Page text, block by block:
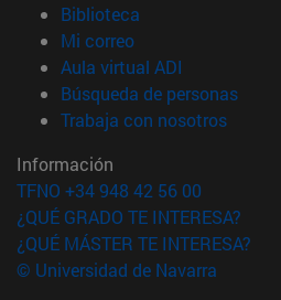
Biblioteca
Mi correo(abre en nueva
Aula virtual ADI
Búsqueda de personas(abre
Trabaja con nosotros(abre
Información
TFNO +34 948 42 56 00
¿QUÉ GRADO TE INTERESA?
¿QUÉ MÁSTER TE INTERESA?
© Universidad de Navarra